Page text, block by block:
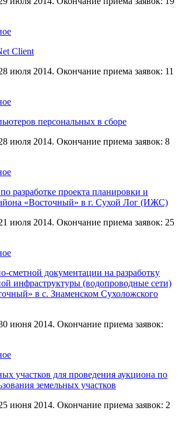
Client
июля 2014. Окончание приема заявок: 11
персональных в сборе
июля 2014. Окончание приема заявок: 8
разработке проекта планировки и
«Восточный» в г. Сухой Лог (ИЖС)
июля 2014. Окончание приема заявок: 25
сметной документации на разработку
инфраструктуры (водопроводные сети)
в с. Знаменском Сухоложского
июня 2014. Окончание приема заявок:
участков для проведения аукциона по
земельных участков
июня 2014. Окончание приема заявок: 2